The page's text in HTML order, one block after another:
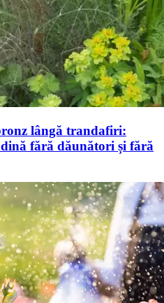
lângă trandafiri:
fără dăunători și fără